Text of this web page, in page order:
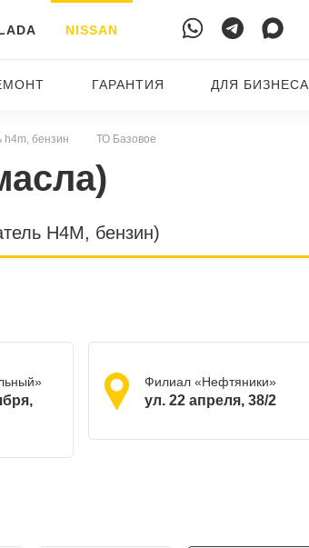
NISSAN
ГАРАНТИЯ ДЛЯ БИЗНЕСА
h4m, бензин ТО Базовое
H4M, бензин)
Филиал «Нефтяники»
ул. 22 апреля, 38/2